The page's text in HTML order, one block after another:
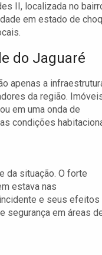
II, localizada no
em estado de
do Jaguaré
apenas a
da região.
em uma onda de
condições
da situação. O forte
estava nas
e seus efeitos
segurança em áreas